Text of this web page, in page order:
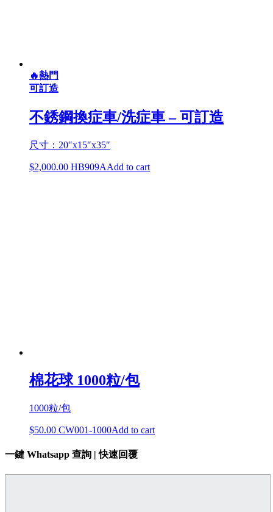
🔥熱門
可訂造
不銹鋼換症車/洗症車 – 可訂造
尺寸：20″x15″x35″
$2,000.00 HB909AAdd to cart
棉花球 1000粒/包
1000粒/包
$50.00 CW001-1000Add to cart
一鍵 Whatsapp 查詢 | 快速回覆